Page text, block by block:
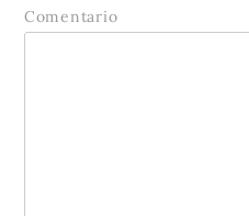
Comentario